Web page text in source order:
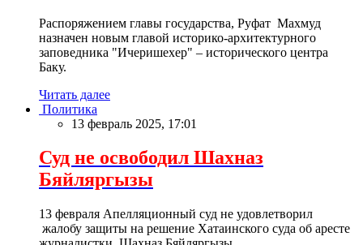
Распоряжением главы государства, Руфат Махмуд
назначен новым главой историко-архитектурного
заповедника "Ичеришехер" – исторического центра
Баку.
Читать далее
Политика
13 февраль 2025, 17:01
Суд не освободил Шахназ
Бяйляргызы
13 февраля Апелляционный суд не удовлетворил
жалобу защиты на решение Хатаинского суда об аресте